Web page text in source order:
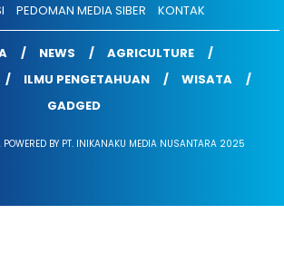
PEDOMAN MEDIA SIBER KONTAK
NEWS
AGRICULTURE
ILMU PENGETAHUAN
WISATA
GADGED
POWERED BY PT. INIKANAKU MEDIA NUSANTARA 2025